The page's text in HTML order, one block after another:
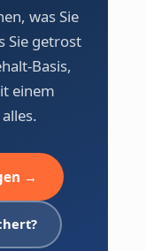
was Sie
Sie getrost
Basis,
einem
→